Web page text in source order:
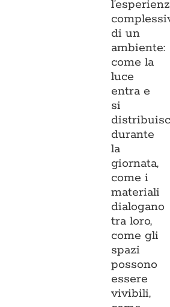
di un
ambiente:
come la
luce
entra e
si
durante
la
giornata,
come i
materiali
dialogano
tra loro,
come gli
spazi
possono
essere
vivibili,